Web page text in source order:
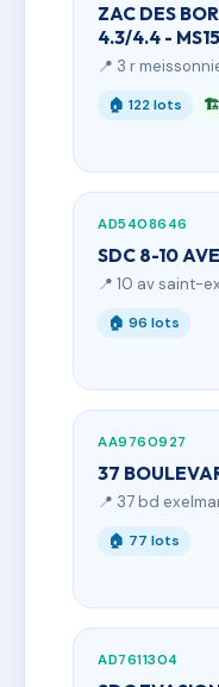
ZAC DES
4.3/4.4 -
📍 3 r
🏠 122 lots 🏗
AD5408646
SDC 8-10
📍 10 av saint-
🏠 96 lots
AA9760927
37
📍 37 bd
🏠 77 lots
AD7611304